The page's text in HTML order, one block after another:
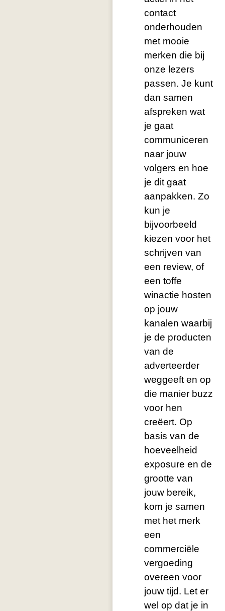
contact
onderhouden
met mooie
merken die bij
onze lezers
passen. Je kunt
dan samen
afspreken wat
je gaat
communiceren
naar jouw
volgers en hoe
je dit gaat
aanpakken. Zo
kun je
bijvoorbeeld
kiezen voor het
schrijven van
een review, of
een toffe
winactie hosten
op jouw
kanalen waarbij
je de producten
van de
adverteerder
weggeeft en op
die manier buzz
voor hen
creëert. Op
basis van de
hoeveelheid
exposure en de
grootte van
jouw bereik,
kom je samen
met het merk
een
commerciële
vergoeding
overeen voor
jouw tijd. Let er
wel op dat je in